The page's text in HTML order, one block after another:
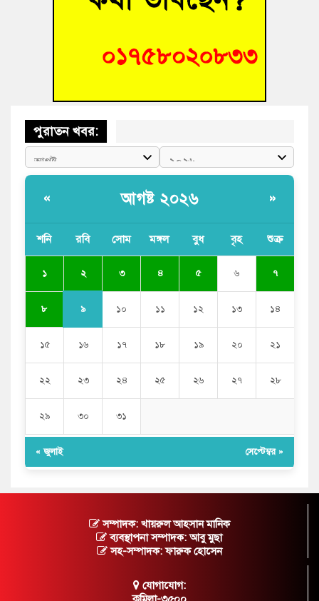
ভাষা সৈনিক অজিত গুহ মহাবিদ্যালয়ে জুলাই গণঅভ্যুত্থান দিবসের
‘হাসিনাকে ফেরাতে তৎপরতা’ কুবিতে ১১ শিক্ষককে ঘিরে ফ্যাক্ট-
পুরাতন খবর:
« আগষ্ট ২০২৬ »
শনি রবি সোম মঙ্গল বুধ বৃহ শুক্র
১ ২ ৩ ৪ ৫ ৬ ৭
৮ ৯ ১০ ১১ ১২ ১৩ ১৪
১৫ ১৬ ১৭ ১৮ ১৯ ২০ ২১
২২ ২৩ ২৪ ২৫ ২৬ ২৭ ২৮
২৯ ৩০ ৩১
« জুলাই সেপ্টেম্বর »
সম্পাদক: খায়রুল আহসান মানিক
ব্যবস্থাপনা সম্পাদক: আবু মুছা
সহ-সম্পাদক: ফারুক হোসেন
যোগাযোগ: